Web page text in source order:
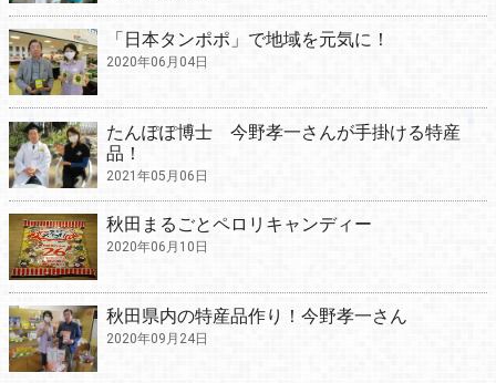
「日本タンポポ」で地域を元気に！
2020年06月04日
たんぽぽ博士 今野孝一さんが手掛ける特産
品！
2021年05月06日
秋田まるごとペロリキャンディー
2020年06月10日
秋田県内の特産品作り！今野孝一さん
2020年09月24日